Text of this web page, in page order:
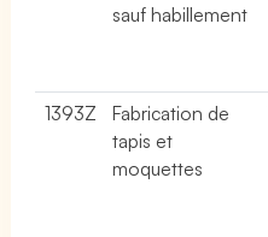
sauf habillement
1393Z
Fabrication de
tapis et
moquettes